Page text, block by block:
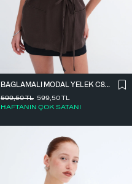
BAĞLAMALI MODAL YELEK C8021
599,50TL
HAFTANIN ÇOK SATANI
599,50TL